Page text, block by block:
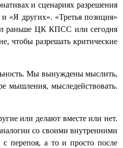
и сценариях разрешения
«Я других». «Третья позиция»
раньше ЦК КПСС или сегодня
чтобы разрешать критические
Мы вынуждены мыслить,
мышления, мыследействовать.
или делают вместе или нет.
со своими внутренними
перепоя, а то и просто после